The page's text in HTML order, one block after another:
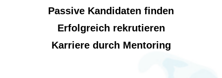
Passive Kandidaten finden
Erfolgreich rekrutieren
Karriere durch Mentoring